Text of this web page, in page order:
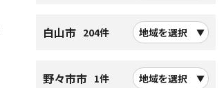
白山市 204件 地域を選択
野々市市 1件 地域を選択